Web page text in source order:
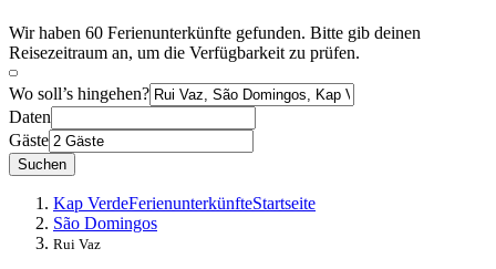
Wir haben 60 Ferienunterkünfte gefunden. Bitte gib deinen
Reisezeitraum an, um die Verfügbarkeit zu prüfen.
Wo soll’s hingehen?
Daten
Gäste
Suchen
Kap VerdeFerienunterkünfteStartseite
São Domingos
Rui Vaz